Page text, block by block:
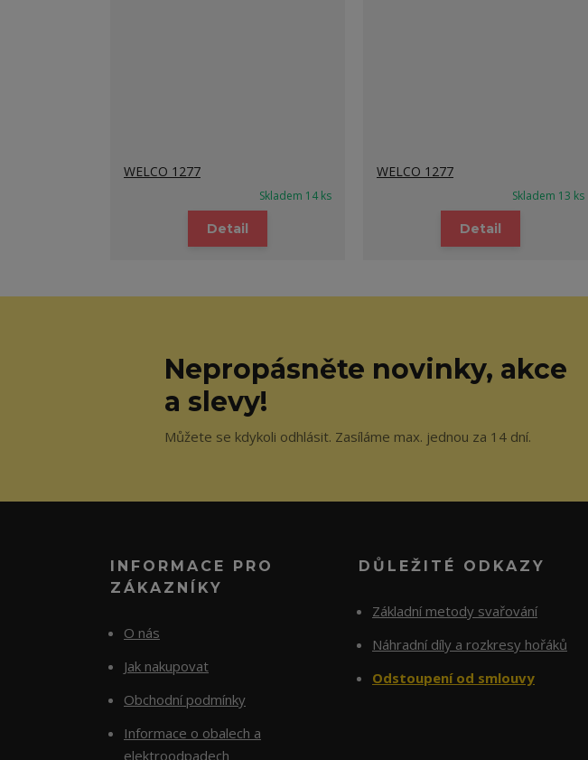
WELCO 1277
Skladem 14 ks
Detail
WELCO 1277
Skladem 13 ks
Detail
Nepropásněte novinky, akce
a slevy!
Můžete se kdykoli odhlásit. Zasíláme max. jednou za 14 dní.
INFORMACE PRO
ZÁKAZNÍKY
O nás
Jak nakupovat
Obchodní podmínky
Informace o obalech a
elektroodpadech
DŮLEŽITÉ ODKAZY
Základní metody svařování
Náhradní díly a rozkresy hořáků
Odstoupení od smlouvy